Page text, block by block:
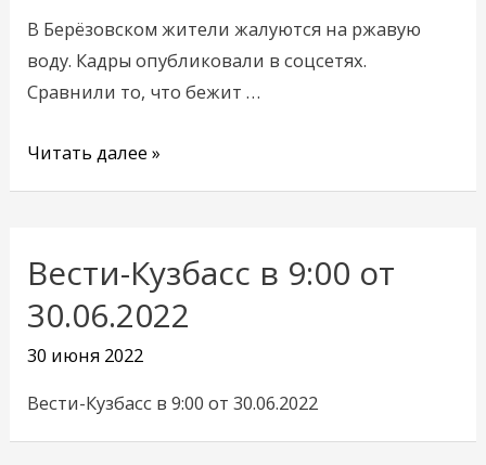
В Берёзовском жители жалуются на ржавую
воду. Кадры опубликовали в соцсетях.
Сравнили то, что бежит …
ржавую
Читать далее »
Вести-Кузбасс в 9:00 от
30.06.2022
30 июня 2022
Вести-Кузбасс в 9:00 от 30.06.2022